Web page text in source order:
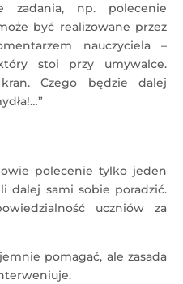
zadania, np. polecenie
być realizowane przez
nauczyciela –
stoi przy umywalce.
Czego będzie dalej
polecenie tylko jeden
dalej sami sobie poradzić.
uczniów za
pomagać, ale zasada